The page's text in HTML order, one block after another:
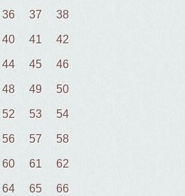
36 37 38
40 41 42
44 45 46
48 49 50
52 53 54
56 57 58
60 61 62
64 65 66